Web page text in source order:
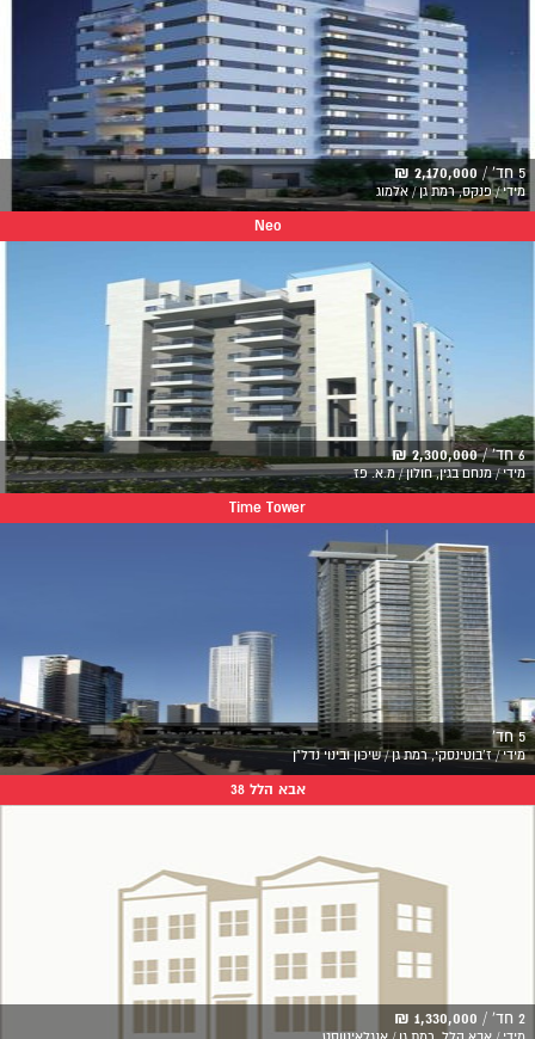
5 חד' / 2,170,000 ₪
מידי / פנקס, רמת גן / אלמוג
Neo
6 חד' / 2,300,000 ₪
מידי / מנחם בגין, חולון / מ.א. פז
Time Tower
5 חד'
מידי / ז'בוטינסקי, רמת גן / שיכון ובינוי נדל"ן
אבא הלל 38
2 חד' / 1,330,000 ₪